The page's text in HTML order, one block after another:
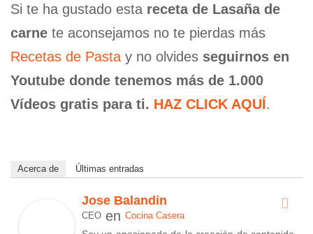
Si te ha gustado esta receta de Lasaña de
carne te aconsejamos no te pierdas más
Recetas de Pastay no olvides seguirnos en
Youtube donde tenemos más de 1.000
Vídeos gratis para ti. HAZ CLICK AQUÍ.
Acerca de Últimas entradas
Jose Balandin
CEO en Cocina Casera